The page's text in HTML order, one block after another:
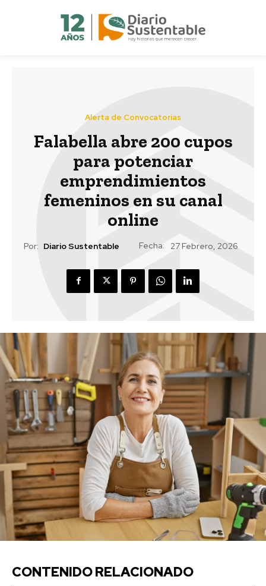
Alerta de Convocatorias
Falabella abre 200 cupos
para potenciar
emprendimientos
femeninos en su canal
online
Por: Diario Sustentable Fecha: 27 Febrero, 2026
CONTENIDO RELACIONADO